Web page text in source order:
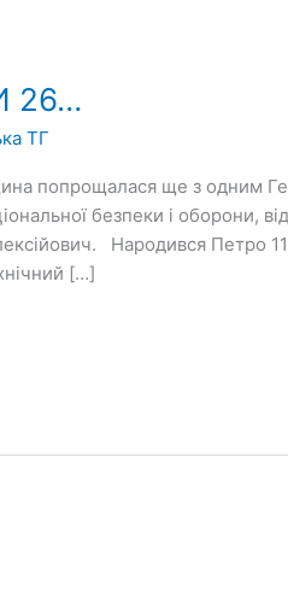
26…
ТГ
попрощалася ще з одним
безпеки і оборони,
Народився Петро
[…]